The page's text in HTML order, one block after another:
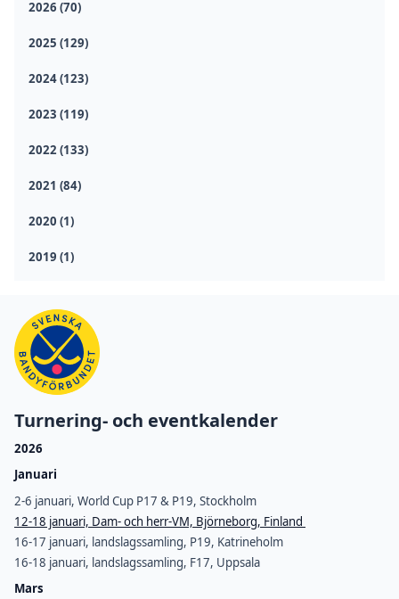
2026 (70)
2025 (129)
2024 (123)
2023 (119)
2022 (133)
2021 (84)
2020 (1)
2019 (1)
Turnering- och eventkalender
2026
Januari
2-6 januari, World Cup P17 & P19, Stockholm
12-18 januari, Dam- och herr-VM, Björneborg, Finland
16-17 januari, landslagssamling, P19, Katrineholm
16-18 januari, landslagssamling, F17, Uppsala
Mars